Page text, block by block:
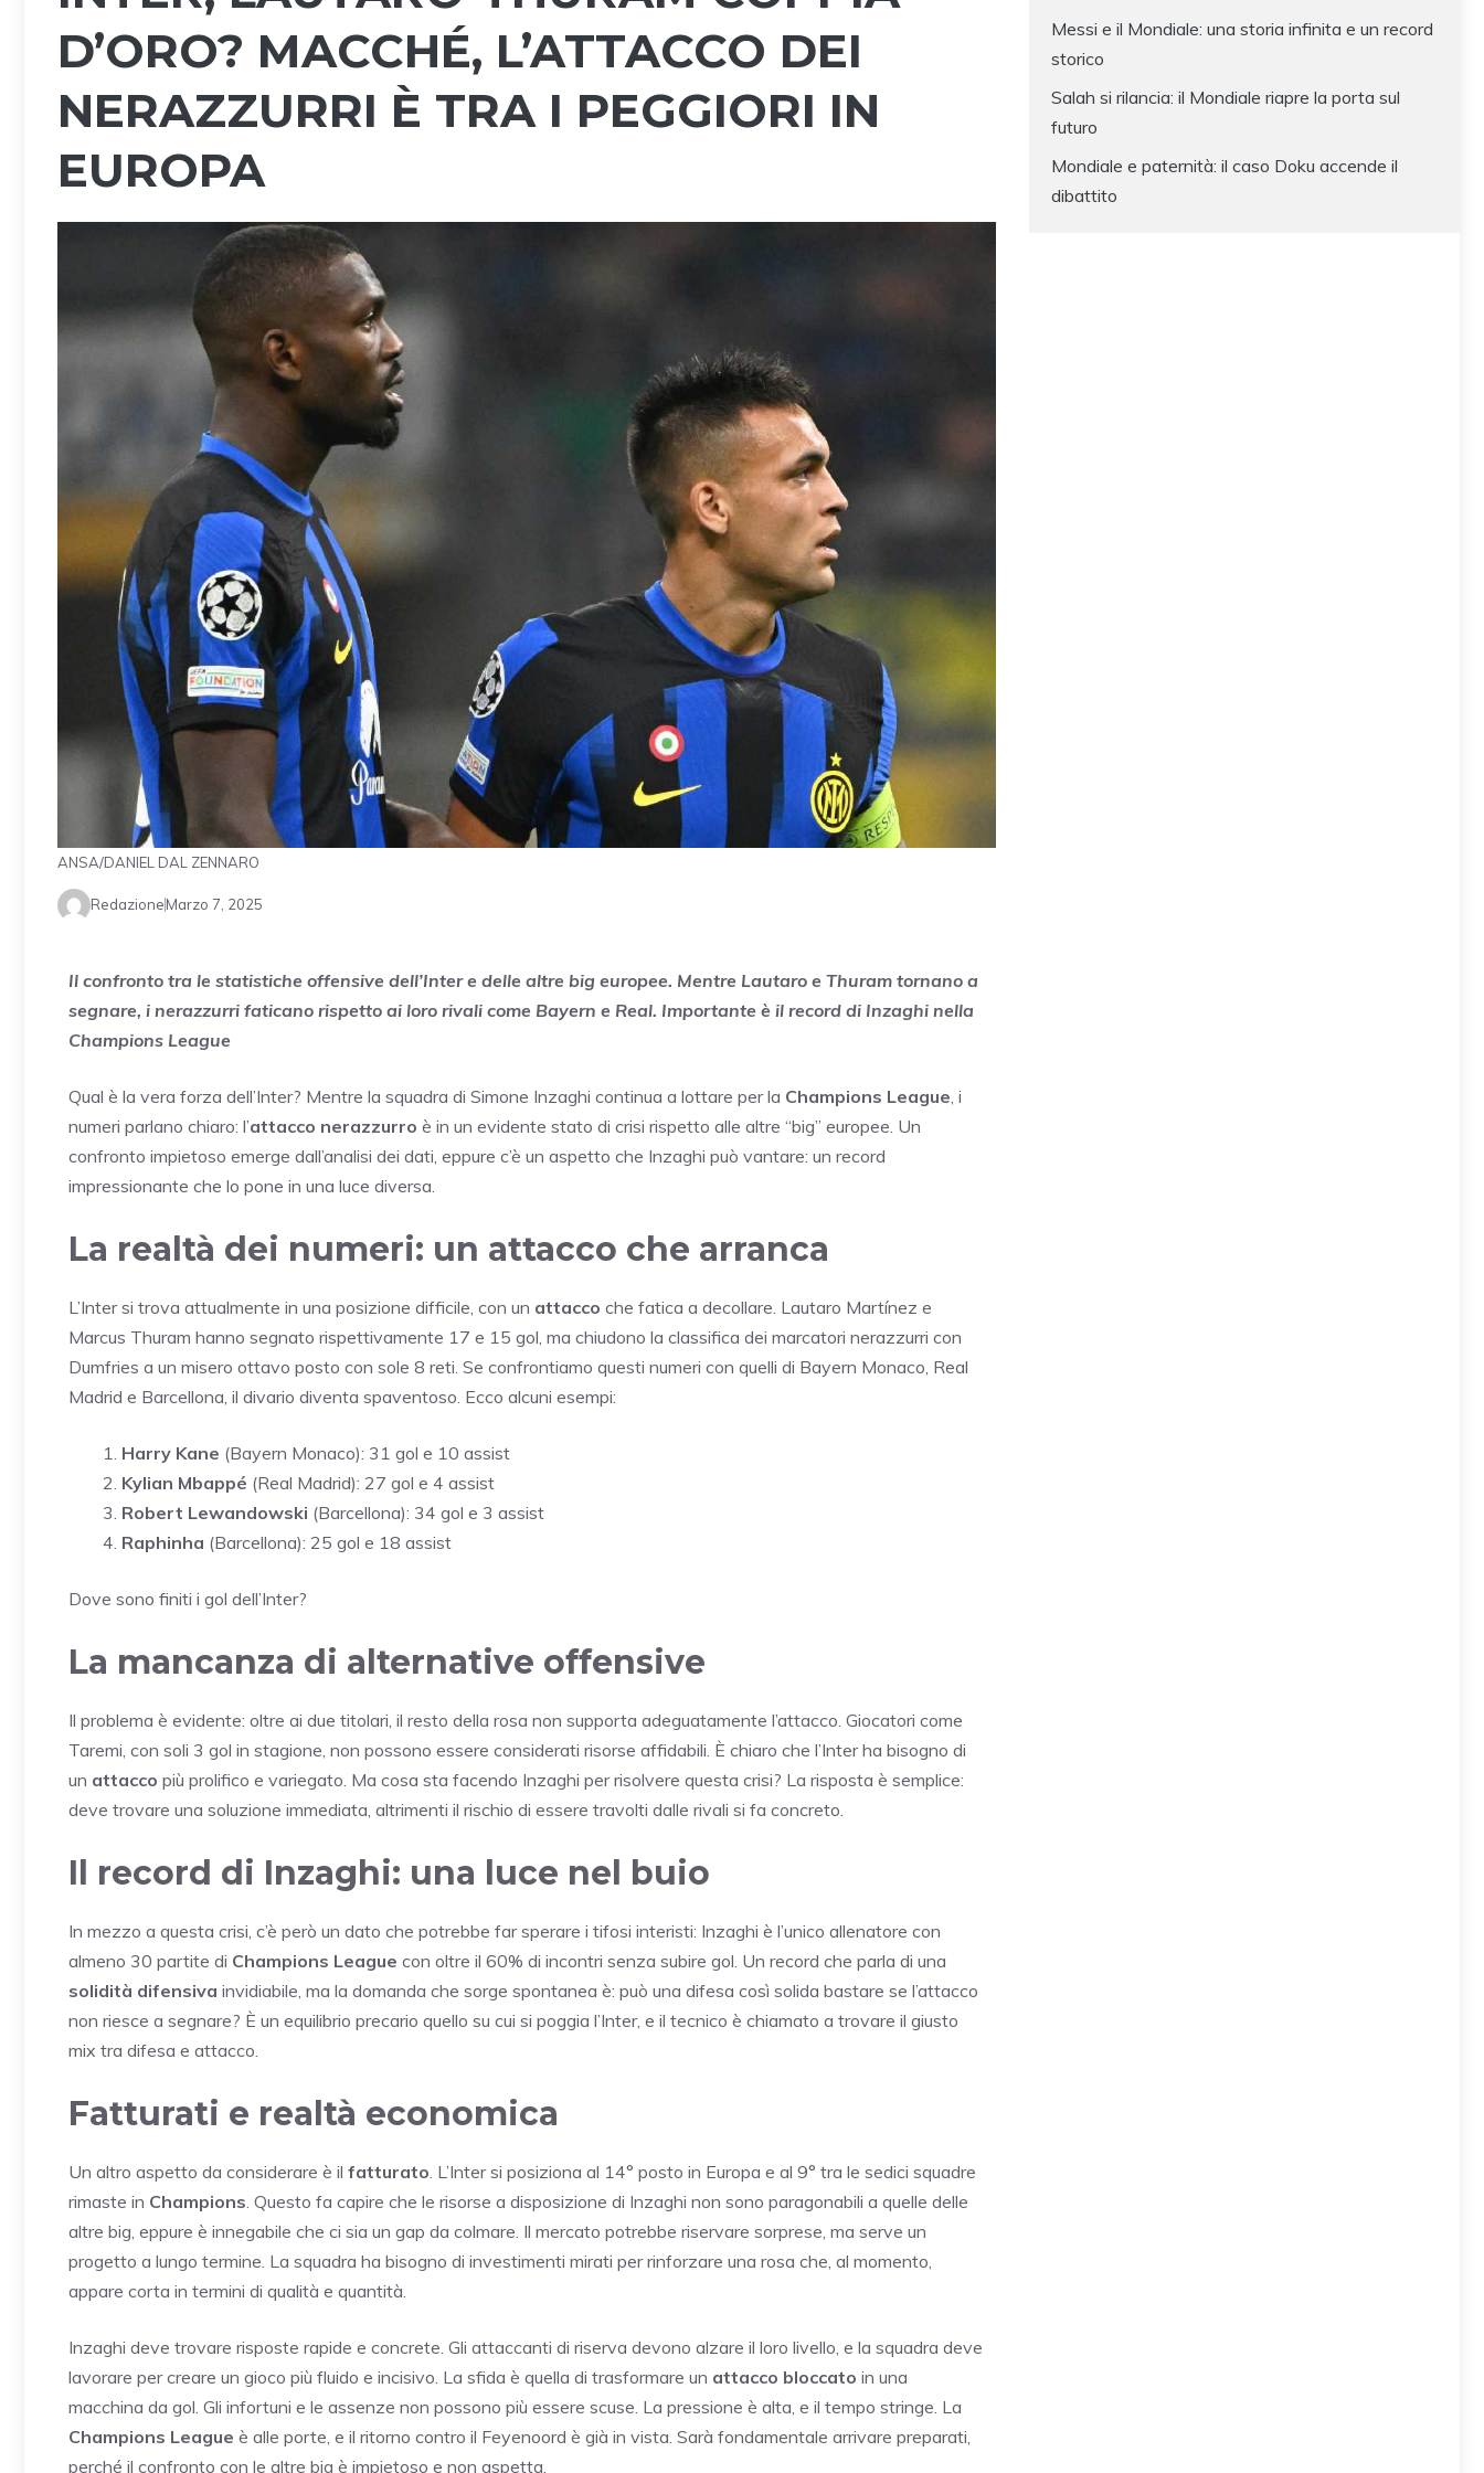
D’ORO? MACCHÉ, L’ATTACCO DEI
NERAZZURRI È TRA I PEGGIORI IN
EUROPA
ANSA/DANIEL DAL ZENNARO
RedazioneMarzo 7, 2025
Il confronto tra le statistiche offensive dell’Inter e delle altre big europee. Mentre Lautaro e Thuram tornano a
segnare, i nerazzurri faticano rispetto ai loro rivali come Bayern e Real. Importante è il record di Inzaghi nella
Champions League
Qual è la vera forza dell’Inter? Mentre la squadra di Simone Inzaghi continua a lottare per la Champions League , i
numeri parlano chiaro: l’attacco nerazzurro è in un evidente stato di crisi rispetto alle altre “big” europee. Un
confronto impietoso emerge dall’analisi dei dati, eppure c’è un aspetto che Inzaghi può vantare: un record
impressionante che lo pone in una luce diversa.
La realtà dei numeri: un attacco che arranca
L’Inter si trova attualmente in una posizione difficile, con un attacco che fatica a decollare. Lautaro Martínez e
Marcus Thuram hanno segnato rispettivamente 17 e 15 gol, ma chiudono la classifica dei marcatori nerazzurri con
Dumfries a un misero ottavo posto con sole 8 reti. Se confrontiamo questi numeri con quelli di Bayern Monaco, Real
Madrid e Barcellona, il divario diventa spaventoso. Ecco alcuni esempi:
Harry Kane (Bayern Monaco): 31 gol e 10 assist
Kylian Mbappé (Real Madrid): 27 gol e 4 assist
Robert Lewandowski (Barcellona): 34 gol e 3 assist
Raphinha (Barcellona): 25 gol e 18 assist
Dove sono finiti i gol dell’Inter?
La mancanza di alternative offensive
Il problema è evidente: oltre ai due titolari, il resto della rosa non supporta adeguatamente l’attacco. Giocatori come
Taremi, con soli 3 gol in stagione, non possono essere considerati risorse affidabili. È chiaro che l’Inter ha bisogno di
un attacco più prolifico e variegato. Ma cosa sta facendo Inzaghi per risolvere questa crisi? La risposta è semplice:
deve trovare una soluzione immediata, altrimenti il rischio di essere travolti dalle rivali si fa concreto.
Il record di Inzaghi: una luce nel buio
In mezzo a questa crisi, c’è però un dato che potrebbe far sperare i tifosi interisti: Inzaghi è l’unico allenatore con
almeno 30 partite di Champions League con oltre il 60% di incontri senza subire gol. Un record che parla di una
solidità difensiva invidiabile, ma la domanda che sorge spontanea è: può una difesa così solida bastare se l’attacco
non riesce a segnare? È un equilibrio precario quello su cui si poggia l’Inter, e il tecnico è chiamato a trovare il giusto
mix tra difesa e attacco.
Fatturati e realtà economica
Un altro aspetto da considerare è il fatturato . L’Inter si posiziona al 14° posto in Europa e al 9° tra le sedici squadre
rimaste in Champions . Questo fa capire che le risorse a disposizione di Inzaghi non sono paragonabili a quelle delle
altre big, eppure è innegabile che ci sia un gap da colmare. Il mercato potrebbe riservare sorprese, ma serve un
progetto a lungo termine. La squadra ha bisogno di investimenti mirati per rinforzare una rosa che, al momento,
appare corta in termini di qualità e quantità.
Inzaghi deve trovare risposte rapide e concrete. Gli attaccanti di riserva devono alzare il loro livello, e la squadra deve
lavorare per creare un gioco più fluido e incisivo. La sfida è quella di trasformare un attacco bloccato in una
macchina da gol. Gli infortuni e le assenze non possono più essere scuse. La pressione è alta, e il tempo stringe. La
Champions League è alle porte, e il ritorno contro il Feyenoord è già in vista. Sarà fondamentale arrivare preparati,
perché il confronto con le altre big è impietoso e non aspetta.
Messi e il Mondiale: una storia infinita e un record
storico
Salah si rilancia: il Mondiale riapre la porta sul
futuro
Mondiale e paternità: il caso Doku accende il
dibattito